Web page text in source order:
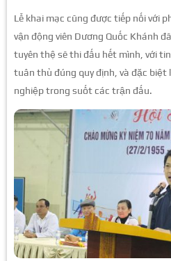
Lễ khai mạc cũng được tiếp nối với
vận động viên Dương Quốc Khánh
tuyên thệ sẽ thi đấu hết mình, với
tuân thủ đúng quy định, và đặc biệt
nghiệp trong suốt các trận đấu.